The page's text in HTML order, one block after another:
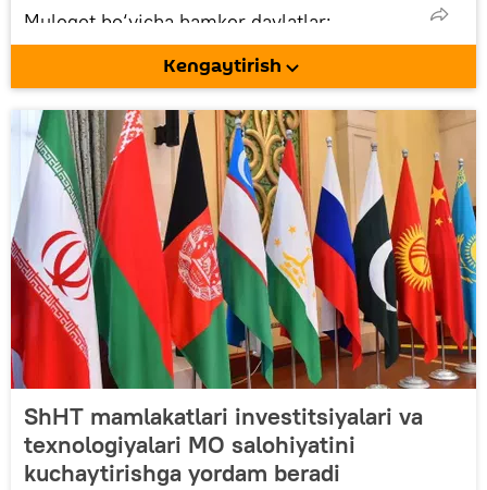
Muloqot bo‘yicha hamkor davlatlar:
Ozarbayjon, Armaniston, Bahrayn, Misr,
Kambodja, Qatar, Kuvayt, Laos, Maldiv
orollari, Myanma, Nepal, BAA, Saudiya
Arabistoni, Turkiya va Shri-Lanka.
Kuzatuvchi davlatlar: Afg‘oniston,
Mo‘g‘uliston.
Kengaytirish
ShHT mamlakatlari investitsiyalari va
texnologiyalari MO salohiyatini
kuchaytirishga yordam beradi